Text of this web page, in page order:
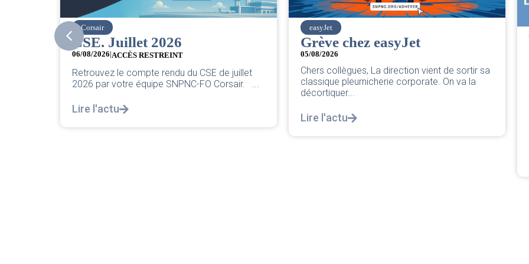
easyJet
Grève chez easyJet
05/08/2026
Chers collègues, La direction vient de sortir sa
classique pleurnicherie corporate. On va la
décortiquer...
SNPNC
CER/CRPN : L’intersyndicale
PNC/Pilotes unie exige une
réponse législative
04/08/2026|CRPN
L’intersyndicale PNC/Pilotes unie exige une
réponse législative Courrier Intersyndical : Lire